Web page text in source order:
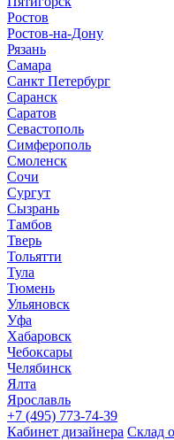
Ростов
Ростов-на-Дону
Рязань
Самара
Санкт Петербург
Саранск
Саратов
Севастополь
Симферополь
Смоленск
Сочи
Сургут
Сызрань
Тамбов
Тверь
Тольятти
Тула
Тюмень
Ульяновск
Уфа
Хабаровск
Чебоксары
Челябинск
Ялта
Ярославль
+7 (495) 773-74-39
Кабинет дизайнера Склад